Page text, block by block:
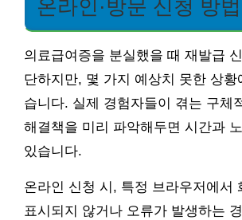
온라인·방문 신청 방
의료급여증을 분실했을 때 재발급
단하지만, 몇 가지 예상치 못한 상황
습니다. 실제 경험자들이 겪는 구체
해결책을 미리 파악해두면 시간과
있습니다.
온라인 신청 시, 특정 브라우저에서
표시되지 않거나 오류가 발생하는